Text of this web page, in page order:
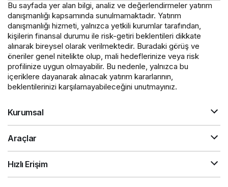
Bu sayfada yer alan bilgi, analiz ve değerlendirmeler yatırım
danışmanlığı kapsamında sunulmamaktadır. Yatırım
danışmanlığı hizmeti, yalnızca yetkili kurumlar tarafından,
kişilerin finansal durumu ile risk-getiri beklentileri dikkate
alınarak bireysel olarak verilmektedir. Buradaki görüş ve
öneriler genel nitelikte olup, mali hedeflerinize veya risk
profilinize uygun olmayabilir. Bu nedenle, yalnızca bu
içeriklere dayanarak alınacak yatırım kararlarının,
beklentilerinizi karşılamayabileceğini unutmayınız.
Kurumsal
Araçlar
Hızlı Erişim